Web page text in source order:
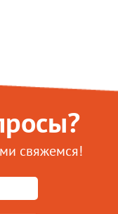
свяжемся!